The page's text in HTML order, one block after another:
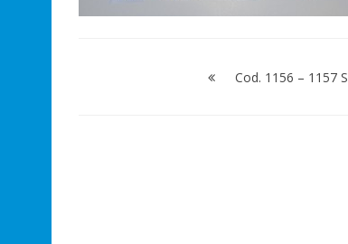
Cod. 1156 – 1157